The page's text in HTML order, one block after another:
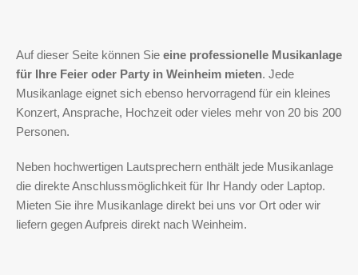
Auf dieser Seite können Sie eine professionelle Musikanlage
für Ihre Feier oder Party in Weinheim mieten. Jede
Musikanlage eignet sich ebenso hervorragend für ein kleines
Konzert, Ansprache, Hochzeit oder vieles mehr von 20 bis 200
Personen.
Neben hochwertigen Lautsprechern enthält jede Musikanlage
die direkte Anschlussmöglichkeit für Ihr Handy oder Laptop.
Mieten Sie ihre Musikanlage direkt bei uns vor Ort oder wir
liefern gegen Aufpreis direkt nach Weinheim.